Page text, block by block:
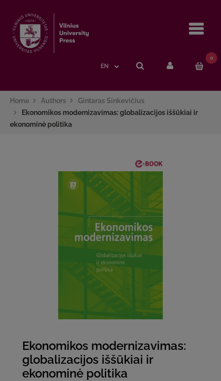
EN
0
Home Authors
Gintaras Sinkevičius
Ekonomikos modernizavimas: globalizacijos iššūkiai ir
ekonominė politika
Ekonomikos modernizavimas:
globalizacijos iššūkiai ir
ekonominė politika